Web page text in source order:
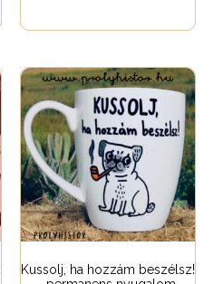
Kussolj, ha hozzám beszélsz!